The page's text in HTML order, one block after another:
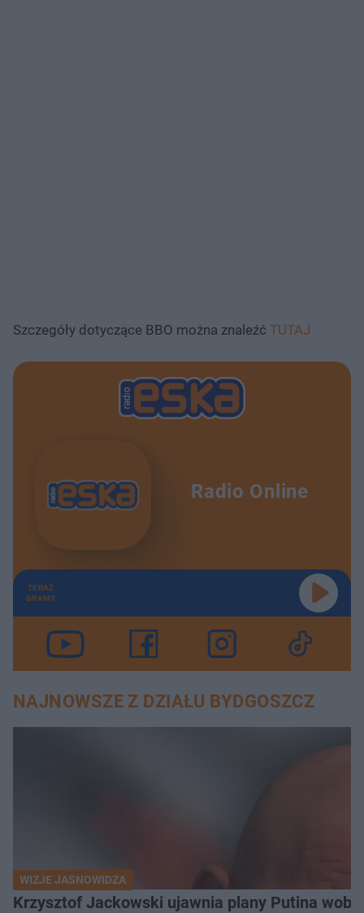
Szczegóły dotyczące BBO można znaleźć TUTAJ
Radio Online
TERAZ
GRAMY
NAJNOWSZE Z DZIAŁU BYDGOSZCZ
WIZJE JASNOWIDZA
Krzysztof Jackowski ujawnia plany Putina